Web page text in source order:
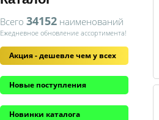
Всего 34152 наименований
Ежедневное обновление ассортимента!
Акция - дешевле чем у всех
Новые поступления
Новинки каталога